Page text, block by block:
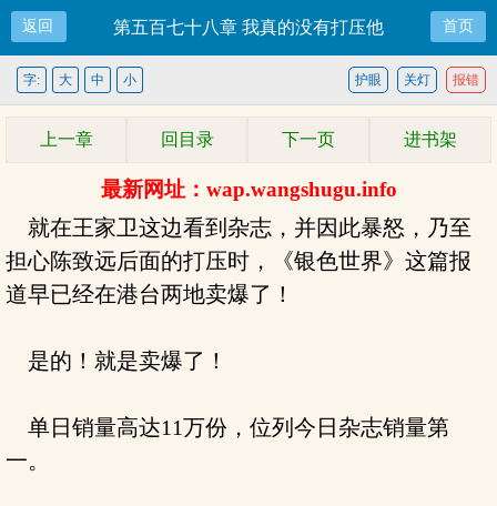
返回 第五百七十八章 我真的没有打压他 首页
报错
关灯
护眼
字: 大 中 小
上一章 回目录 下一页 进书架
最新网址：wap.wangshugu.info
就在王家卫这边看到杂志，并因此暴怒，乃至
担心陈致远后面的打压时，《银色世界》这篇报
道早已经在港台两地卖爆了！
是的！就是卖爆了！
单日销量高达11万份，位列今日杂志销量第
一。